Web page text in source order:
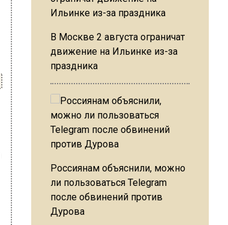
В Москве 2 августа ограничат
движение на Ильинке из-за
праздника
Россиянам объяснили, можно
ли пользоваться Telegram
после обвинений против
Дурова